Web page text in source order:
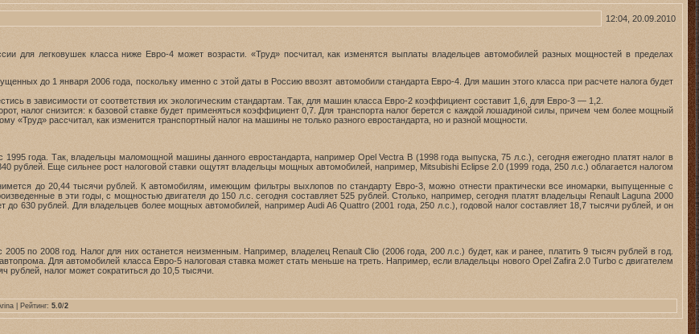
12:04, 20.09.2010
для легковушек класса ниже Евро-4 может возрасти. «Труд» посчитал, как изменятся выплаты владельцев автомобилей разных мощностей в пределах
до 1 января 2006 года, поскольку именно с этой даты в Россию ввозят автомобили стандарта Евро-4. Для машин этого класса при расчете налога будет
в зависимости от соответствия их экологическим стандартам. Так, для машин класса Евро-2 коэффициент составит 1,6, для Евро-3 — 1,2.
налог снизится: к базовой ставке будет применяться коэффициент 0,7. Для транспорта налог берется с каждой лошадиной силы, причем чем более мощный
«Труд» рассчитал, как изменится транспортный налог на машины не только разного евростандарта, но и разной мощности.
года. Так, владельцы маломощной машины данного евростандарта, например Opel Vectra B (1998 года выпуска, 75 л.с.), сегодня ежегодно платят налог в
рублей. Еще сильнее рост налоговой ставки ощутят владельцы мощных автомобилей, например, Mitsubishi Eclipse 2.0 (1999 года, 250 л.с.) облагается налогом
до 20,44 тысячи рублей. К автомобилям, имеющим фильтры выхлопов по стандарту Евро-3, можно отнести практически все иномарки, выпущенные с
в эти годы, с мощностью двигателя до 150 л.с. сегодня составляет 525 рублей. Столько, например, сегодня платят владельцы Renault Laguna 2000
до 630 рублей. Для владельцев более мощных автомобилей, например Audi A6 Quattro (2001 года, 250 л.с.), годовой налог составляет 18,7 тысячи рублей, и он
по 2008 год. Налог для них останется неизменным. Например, владелец Renault Clio (2006 года, 200 л.с.) будет, как и ранее, платить 9 тысяч рублей в год.
Для автомобилей класса Евро-5 налоговая ставка может стать меньше на треть. Например, если владельцы нового Opel Zafira 2.0 Turbo c двигателем
рублей, налог может сократиться до 10,5 тысячи.
| Рейтинг: 5.0/2